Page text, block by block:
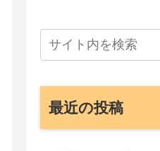
最近の投稿